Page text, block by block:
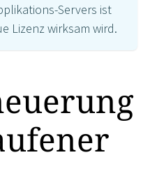
Servers ist
Lizenz wirksam wird.